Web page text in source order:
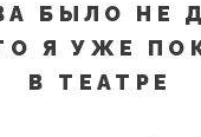
БЫЛО НЕ
Я УЖЕ
В ТЕАТРЕ